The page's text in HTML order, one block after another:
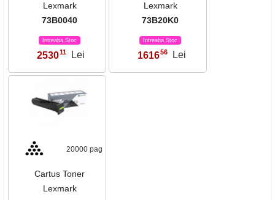
Lexmark
73B0040
Intreaba Stoc
253011 Lei
Lexmark
73B20K0
Intreaba Stoc
161656 Lei
20000 pag
Cartus Toner
Lexmark